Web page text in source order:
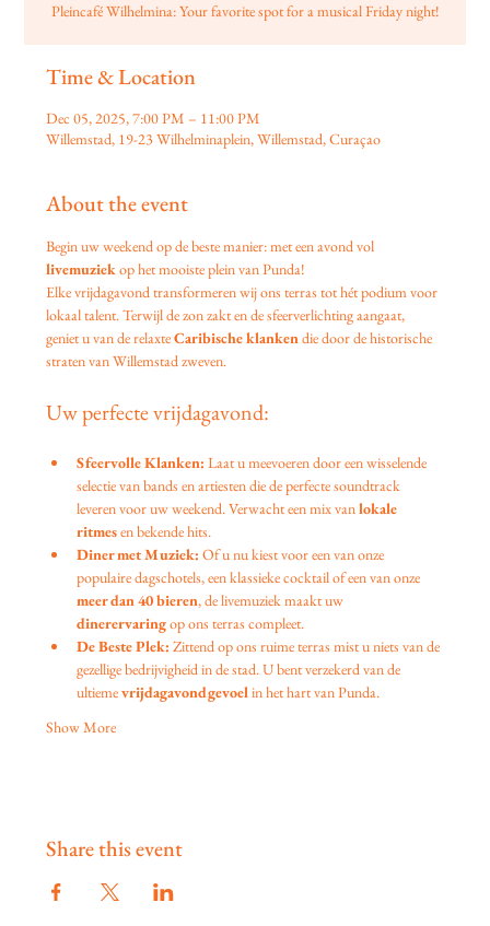
Pleincafé Wilhelmina: Your favorite spot for a musical Friday night!
Time & Location
Dec 05, 2025, 7:00 PM – 11:00 PM
Willemstad, 19-23 Wilhelminaplein, Willemstad, Curaçao
About the event
Begin uw weekend op de beste manier: met een avond vol
livemuziek op het mooiste plein van Punda!
Elke vrijdagavond transformeren wij ons terras tot hét podium voor
lokaal talent. Terwijl de zon zakt en de sfeerverlichting aangaat,
geniet u van de relaxte Caribische klanken die door de historische
straten van Willemstad zweven.
Uw perfecte vrijdagavond:
Sfeervolle Klanken: Laat u meevoeren door een wisselende
selectie van bands en artiesten die de perfecte soundtrack
leveren voor uw weekend. Verwacht een mix van lokale
ritmes en bekende hits.
Diner met Muziek: Of u nu kiest voor een van onze
populaire dagschotels, een klassieke cocktail of een van onze
meer dan 40 bieren, de livemuziek maakt uw
dinerervaring op ons terras compleet.
De Beste Plek: Zittend op ons ruime terras mist u niets van de
gezellige bedrijvigheid in de stad. U bent verzekerd van de
ultieme vrijdagavondgevoel in het hart van Punda.
Show More
Share this event